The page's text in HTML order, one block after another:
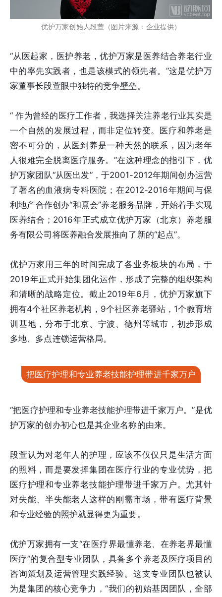
优护万家创始人段萱（图片来源：企业提供）
“从医起家，医护养老，优护万家是医养结合养老行业
中的率先实践者，也是该模式的领先者。”这是优护万
家董事长段萱眼中独特的竞争壁垒。
“ 作为曾经的医疗工作者，我选择关注养老行业其实是
一个自然的发展过程，而非定位转变。医疗和养老是
密不可分的，从医到养是一种天然的联系，因为老年
人很难完全脱离医疗服务。”在这种理念的指引下，优
护万家团队“从医出发”，于2001-2012年期间创办运营
了著名的血液病专科医院；在2012-2016年期间与保
利地产合作创办“和熹会”养老服务品牌，开始着手实现
医养结合；2016年正式成立优护万家（北京）养老服
务有限公司将医养融合发展推向了新的“起点”。
优护万家用三年的时间完成了各业务板块的布局，于
2019年正式开始集团化运作，形成了完整的组织架构
和清晰的战略定位。截止2019年6月，优护万家旗下
拥有4个社区养老机构，9个社区养老驿站，1个教育培
训基地，分布于北京、宁波、德州等城市，初步形成
多地、多点连锁运营格局。
把医疗护理和专业养老技能护理带进千家万户
“把医疗护理和专业养老技能护理带进千家万户。”是优
护万家的创办初心也是其企业名称的由来。
段萱认为对老年人的护理，应该不仅仅只是生活方面
的照料，而是要发挥集团在医疗行业的专业优势，把
医疗护理和专业养老技能护理带进千家万户。尤其针
对失能、半失能老人这样的刚需市场，带有医疗背景
和专业经验的照护就显得更为重要。
优护万家拥有一支“在医疗界最懂养老、在养老界最懂
医疗”的复合型专业团队，具备多个养老及医疗项目的
咨询策划及运营管理实践经验。这支专业团队也被认
为是集团的核心竞争力，“我们的初始基因团队，全部